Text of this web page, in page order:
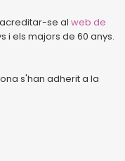
se al web de
i els majors de 60 anys.
s'han adherit a la